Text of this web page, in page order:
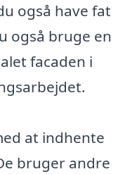
også have fat
også bruge en
facaden i
at indhente
bruger andre